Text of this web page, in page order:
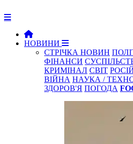
НОВИНИ
СТРІЧКА НОВИН
ФІНАНСИ
КРИМІНАЛ СВІТ
ВІЙНА НАУКА /
ЗДОРОВ'Я ПОГОДА